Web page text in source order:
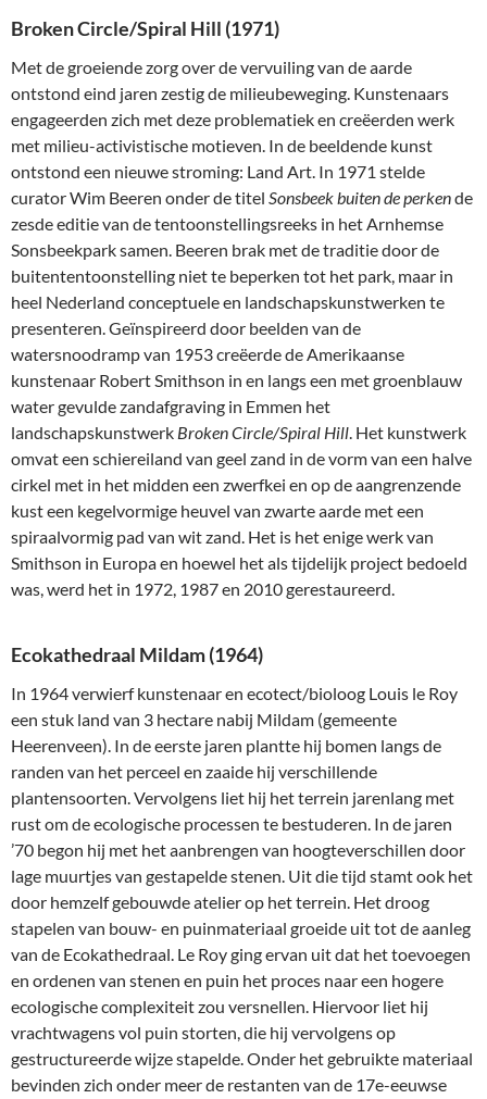
Broken Circle/Spiral Hill (1971)
Met de groeiende zorg over de vervuiling van de aarde
ontstond eind jaren zestig de milieubeweging. Kunstenaars
engageerden zich met deze problematiek en creëerden werk
met milieu-activistische motieven. In de beeldende kunst
ontstond een nieuwe stroming: Land Art. In 1971 stelde
curator Wim Beeren onder de titel Sonsbeek buiten de perkende
zesde editie van de tentoonstellingsreeks in het Arnhemse
Sonsbeekpark samen. Beeren brak met de traditie door de
buitententoonstelling niet te beperken tot het park, maar in
heel Nederland conceptuele en landschapskunstwerken te
presenteren. Geïnspireerd door beelden van de
watersnoodramp van 1953 creëerde de Amerikaanse
kunstenaar Robert Smithson in en langs een met groenblauw
water gevulde zandafgraving in Emmen het
landschapskunstwerk Broken Circle/Spiral Hill. Het kunstwerk
omvat een schiereiland van geel zand in de vorm van een halve
cirkel met in het midden een zwerfkei en op de aangrenzende
kust een kegelvormige heuvel van zwarte aarde met een
spiraalvormig pad van wit zand. Het is het enige werk van
Smithson in Europa en hoewel het als tijdelijk project bedoeld
was, werd het in 1972, 1987 en 2010 gerestaureerd.
Ecokathedraal Mildam (1964)
In 1964 verwierf kunstenaar en ecotect/bioloog Louis le Roy
een stuk land van 3 hectare nabij Mildam (gemeente
Heerenveen). In de eerste jaren plantte hij bomen langs de
randen van het perceel en zaaide hij verschillende
plantensoorten. Vervolgens liet hij het terrein jarenlang met
rust om de ecologische processen te bestuderen. In de jaren
’70 begon hij met het aanbrengen van hoogteverschillen door
lage muurtjes van gestapelde stenen. Uit die tijd stamt ook het
door hemzelf gebouwde atelier op het terrein. Het droog
stapelen van bouw- en puinmateriaal groeide uit tot de aanleg
van de Ecokathedraal. Le Roy ging ervan uit dat het toevoegen
en ordenen van stenen en puin het proces naar een hogere
ecologische complexiteit zou versnellen. Hiervoor liet hij
vrachtwagens vol puin storten, die hij vervolgens op
gestructureerde wijze stapelde. Onder het gebruikte materiaal
bevinden zich onder meer de restanten van de 17e-eeuwse